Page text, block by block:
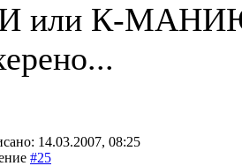
или К-
14.03.2007, 08:25
#25